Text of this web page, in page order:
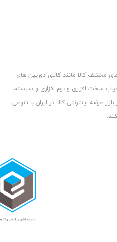
مختلف کالا مانند کالای دوربین های
سخت افزاری و نرم افزاری و سیستم
اینترنتی کالا در ایران با تنوعی